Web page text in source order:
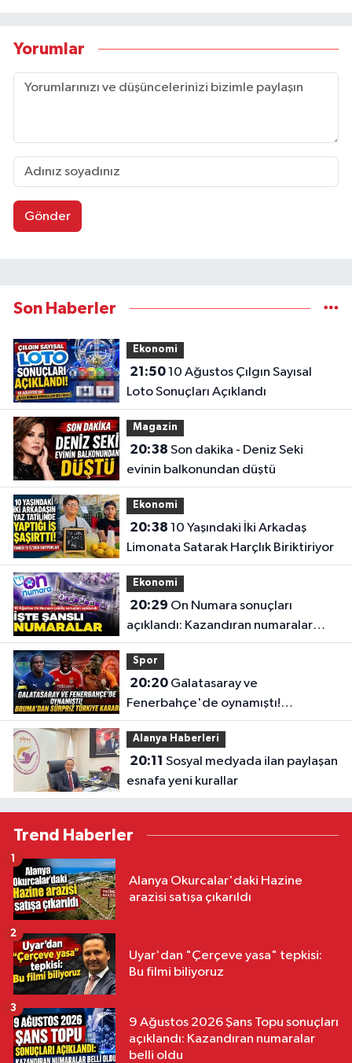
Yorumlar
Gönder
Son Haberler
Ekonomi
21:5010 Ağustos Çılgın Sayısal
Loto Sonuçları Açıklandı
Magazin
20:38
evinin balkonundan düştü
Ekonomi
20:38
Limonata Satarak Harçlık Biriktiriyor
Ekonomi
20:29
açıklandı: Kazandıran numaralar
belli oldu
Spor
20:20Galatasaray ve
Fenerbahçe'de oynamıştı!
Bruma'dan sürpriz Türkiye kararı
Alanya Haberleri
20:11
esnafa yeni kurallar
Trend Haberler
Alanya Okurcalar'daki Hazine
arazisi satışa çıkarıldı
1
Uyar'dan "Çerçeve yasa" tepkisi:
Bu filmi biliyoruz
2
9 Ağustos 2026 Şans Topu sonuçları
açıklandı: Kazandıran numaralar
belli oldu
3